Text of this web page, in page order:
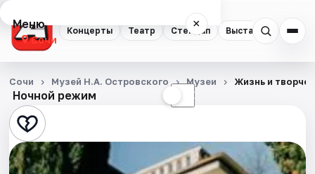
Концерты Театр Стендап Выставки
Меню ×
Сочи
Концерты
Театр
Стендап
Ночной режим ☾
Сочи Музей Н.А. Островского Музеи Жизнь и